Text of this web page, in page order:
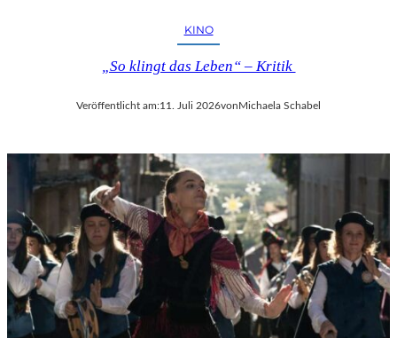
KINO
„So klingt das Leben“ – Kritik
Veröffentlicht am:11. Juli 2026vonMichaela Schabel